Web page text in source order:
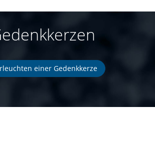
einer Gedenkkerze